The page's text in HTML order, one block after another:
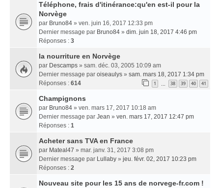
Téléphone, frais d'itinérance:qu'en est-il pour la
Norvège
par Bruno84 » ven. juin 16, 2017 12:33 pm
Dernier message par Bruno84 » dim. juin 18, 2017 4:46 pm
Réponses : 3
la nourriture en Norvège
par Descamps » sam. déc. 03, 2005 10:09 am
Dernier message par oiseaulys » sam. mars 18, 2017 1:34 pm
Réponses : 614 1 … 38 39 40 41
Champignons
par Bruno84 » ven. mars 17, 2017 10:18 am
Dernier message par Jean » ven. mars 17, 2017 12:47 pm
Réponses : 1
Acheter sans TVA en France
par Mateal47 » mar. janv. 31, 2017 3:08 pm
Dernier message par Lullaby » jeu. févr. 02, 2017 10:23 pm
Réponses : 2
Nouveau site pour les 15 ans de norvege-fr.com !